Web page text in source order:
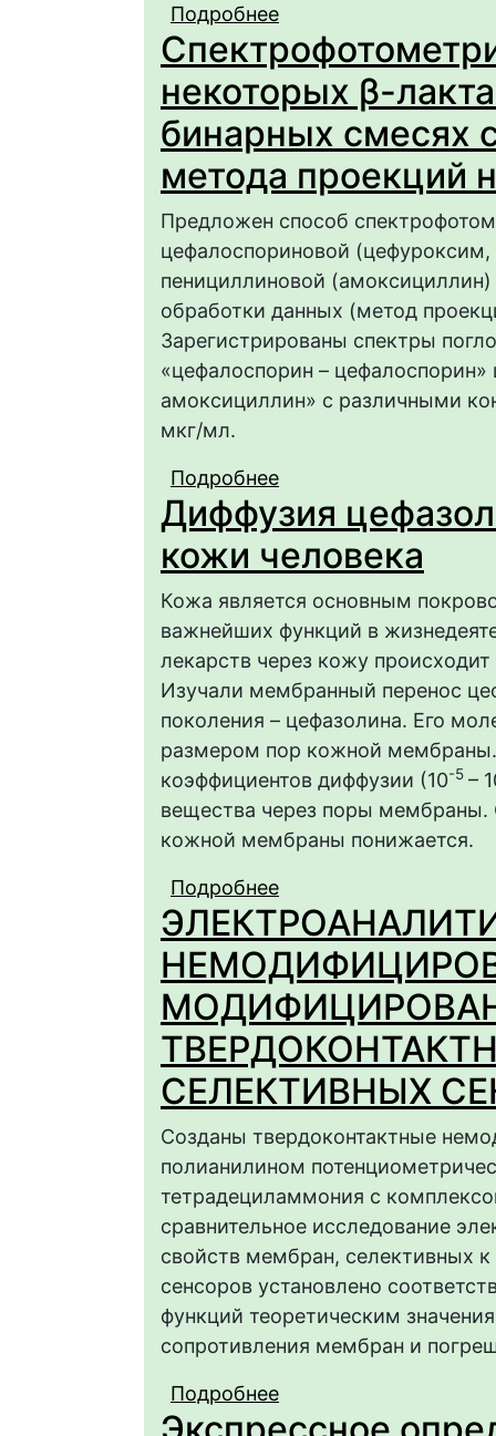
Подробнее
определения
некоторых β-
бинарных смесях
метода проекций
Предложен способ
цефалоспориновой
пенициллиновой
обработки данных (метод
Зарегистрированы спектры
«цефалоспорин –
амоксициллин» с различными
мкг/мл.
Подробнее
антибиотиков в их
проекций на
Диффузия
кожи человека
Кожа является основным
важнейших функций в
лекарств через кожу
Изучали мембранный перенос
поколения – цефазолина. Его
размером пор кожной
коэффициентов диффузии (10-5 –
вещества через поры
кожной мембраны понижается.
Подробнее
СЕЛЕКТИВНЫХ
Созданы твердоконтактные
полианилином
тетрадециламмония с
сравнительное исследование
свойств мембран, селективных
сенсоров установлено
функций теоретическим
сопротивления мембран и
Подробнее